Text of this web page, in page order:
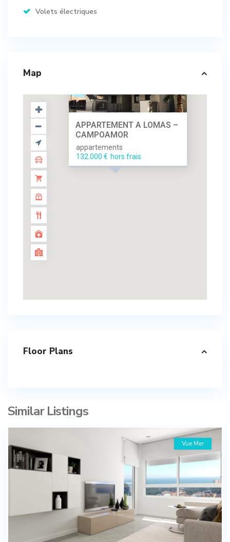
Volets électriques
Map
APPARTEMENT A LOMAS –
CAMPOAMOR
appartements
132.000 € hors frais
Floor Plans
Similar Listings
Vue Mer